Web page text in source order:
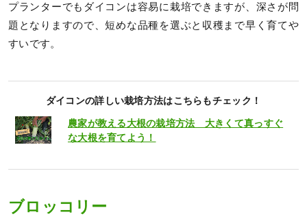
プランターでもダイコンは容易に栽培できますが、深さが問
題となりますので、短めな品種を選ぶと収穫まで早く育てや
すいです。
ダイコンの詳しい栽培方法はこちらもチェック！
農家が教える大根の栽培方法 大きくて真っすぐ
な大根を育てよう！
ブロッコリー